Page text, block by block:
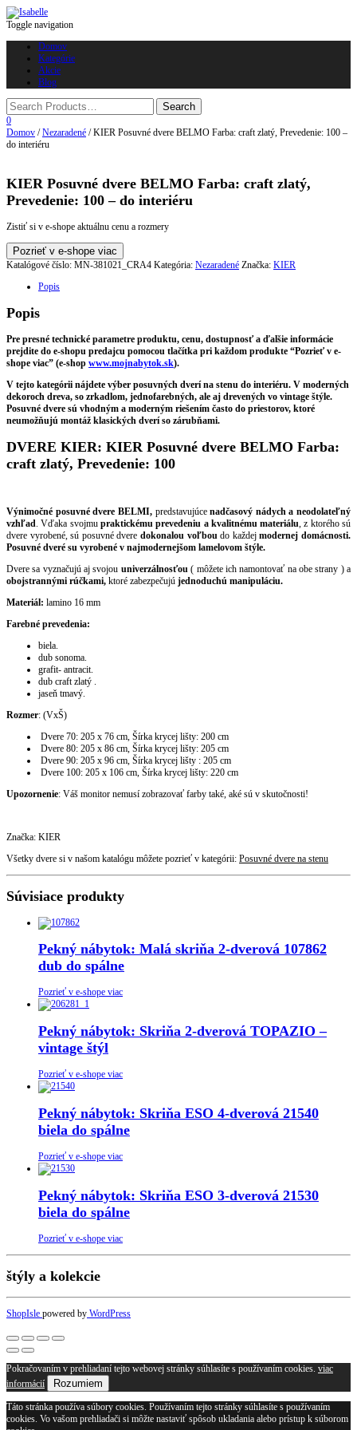
Toggle navigation
Domov
Kategórie
Akcie
Blog
0
Domov /Nezaradené / KIER Posuvné dvere BELMO Farba: craft zlatý, Prevedenie: 100 –
do interiéru
KIER Posuvné dvere BELMO Farba: craft zlatý,
Prevedenie: 100 – do interiéru
Zistiť si v e-shope aktuálnu cenu a rozmery
Pozrieť v e-shope viac
Katalógové číslo: MN-381021_CRA4 Kategória: Nezaradené Značka: KIER
Popis
Popis
Pre presné technické parametre produktu, cenu, dostupnosť a ďalšie informácie
prejdite do e-shopu predajcu pomocou tlačítka pri každom produkte “Pozrieť v e-
shope viac” (e-shop www.mojnabytok.sk).
V tejto kategórii nájdete výber posuvných dverí na stenu do interiéru. V moderných
dekoroch dreva, so zrkadlom, jednofarebných, ale aj drevených vo vintage štýle.
Posuvné dvere sú vhodným a moderným riešením často do priestorov, ktoré
neumožňujú montáž klasických dverí so zárubňami.
DVERE KIER: KIER Posuvné dvere BELMO Farba:
craft zlatý, Prevedenie: 100
Výnimočné posuvné dvere BELMI, predstavujúcenadčasový nádych a neodolateľný
vzhľad . Vďaka svojmu praktickému prevedeniu a kvalitnému materiálu , z ktorého sú
dvere vyrobené, sú posuvné dvere dokonalou voľbou do každejmodernej domácnosti.
Posuvné dveré su vyrobené v najmodernejšom lamelovom štýle.
Dvere sa vyznačujú aj svojou univerzálnosťou ( môžete ich namontovať na obe strany ) a
obojstrannými rúčkami, ktoré zabezpečujú jednoduchú manipuláciu.
Materiál: lamino 16 mm
Farebné prevedenia:
biela.
dub sonoma.
grafit- antracit.
dub craft zlatý .
jaseň tmavý.
Rozmer: (VxŠ)
Dvere 70: 205 x 76 cm, Šírka krycej lišty: 200 cm
Dvere 80: 205 x 86 cm, Šírka krycej lišty: 205 cm
Dvere 90: 205 x 96 cm, Šírka krycej lišty : 205 cm
Dvere 100: 205 x 106 cm, Šírka krycej lišty: 220 cm
Upozornenie: Váš monitor nemusí zobrazovať farby také, aké sú v skutočnosti!
Značka: KIER
Všetky dvere si v našom katalógu môžete pozrieť v kategórii: Posuvné dvere na stenu
Súvisiace produkty
Pekný nábytok: Malá skriňa 2-dverová 107862
dub do spálne
Pozrieť v e-shope viac
Pekný nábytok: Skriňa 2-dverová TOPAZIO –
vintage štýl
Pozrieť v e-shope viac
Pekný nábytok: Skriňa ESO 4-dverová 21540
biela do spálne
Pozrieť v e-shope viac
Pekný nábytok: Skriňa ESO 3-dverová 21530
biela do spálne
Pozrieť v e-shope viac
štýly a kolekcie
ShopIsle powered by WordPress
Pokračovaním v prehliadaní tejto webovej stránky súhlasíte s používaním cookies. viac
informácií
Rozumiem
Táto stránka používa súbory cookies. Používaním tejto stránky súhlasíte s používaním
cookies. Vo vašom prehliadači si môžte nastaviť spôsob ukladania alebo prístup k súborom